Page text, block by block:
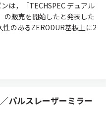
は，「TECHSPEC デュアル
の販売を開始したと発表した
性のあるZERODUR基板上に2
パルスレーザーミラー